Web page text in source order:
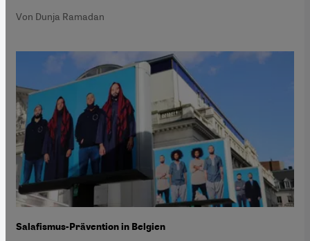
Von Dunja Ramadan
Salafismus-Prävention in Belgien